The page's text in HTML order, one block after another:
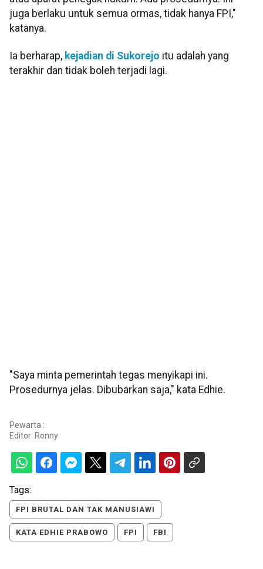
juga berlaku untuk semua ormas, tidak hanya FPI,"
katanya.
Ia berharap, kejadian di Sukorejo itu adalah yang
terakhir dan tidak boleh terjadi lagi.
"Saya minta pemerintah tegas menyikapi ini.
Prosedurnya jelas. Dibubarkan saja," kata Edhie.
Pewarta :
Editor: Ronny
Tags:
FPI BRUTAL DAN TAK MANUSIAWI
KATA EDHIE PRABOWO FPI FBI